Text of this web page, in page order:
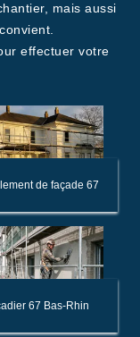
mais aussi
effectuer votre
de façade 67
67 Bas-Rhin